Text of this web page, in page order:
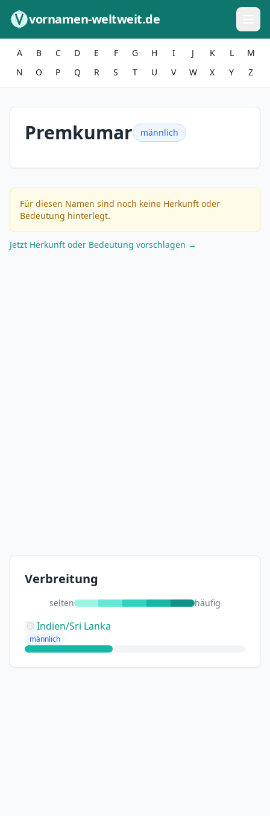
vornamen-weltweit.de
A B C D E F G H I J K L
M
N
O P Q R S T U V W X Y Z
Premkumar männlich
Für diesen Namen sind noch keine Herkunft oder
Bedeutung hinterlegt.
Jetzt Herkunft oder Bedeutung vorschlagen →
Verbreitung
selten häufig
Indien/Sri Lanka
männlich